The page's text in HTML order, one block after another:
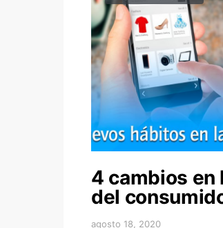
4 cambios en
del
agosto 18, 2020